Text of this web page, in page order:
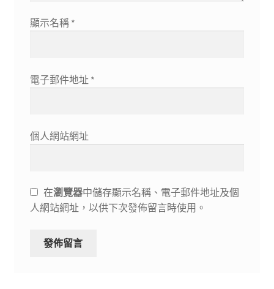
顯示名稱 *
電子郵件地址 *
個人網站網址
在瀏覽器中儲存顯示名稱、電子郵件地址及個
人網站網址，以供下次發佈留言時使用。